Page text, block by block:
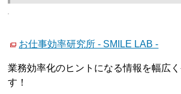
お仕事効率研究所 - SMILE LAB -
業務効率化のヒントになる情報を幅広
す！